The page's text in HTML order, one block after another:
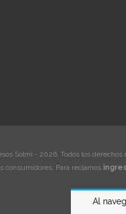
Al
Solmi - 2026. Todos los derechos
consumidores. Para reclamos